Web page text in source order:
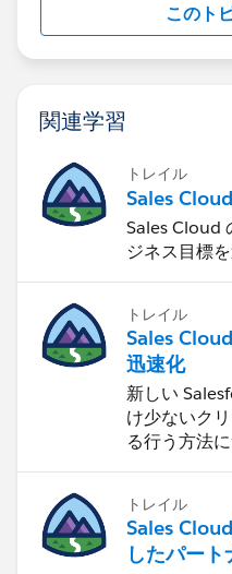
このト
関連学習
トレイル
Sales
Sales Cloud
ジネス目標
トレイル
Sales
迅速化
新しい
け少ないク
る行う方法
トレイル
Sales
したパート